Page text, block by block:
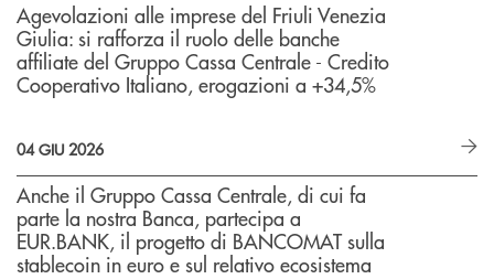
Agevolazioni alle imprese del Friuli Venezia
Giulia: si rafforza il ruolo delle banche
affiliate del Gruppo Cassa Centrale - Credito
Cooperativo Italiano, erogazioni a +34,5%
04 GIU 2026
Anche il Gruppo Cassa Centrale, di cui fa
parte la nostra Banca, partecipa a
EUR.BANK, il progetto di BANCOMAT sulla
stablecoin in euro e sul relativo ecosistema